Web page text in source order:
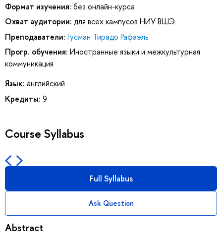
Формат изучения: без онлайн-курса
Охват аудитории: для всех кампусов НИУ ВШЭ
Преподаватели: Гусман Тирадо Рафаэль
Прогр. обучения: Иностранные языки и межкультурная
коммуникация
Язык: английский
Кредиты: 9
Course Syllabus
Full Syllabus
Ask Question
Abstract